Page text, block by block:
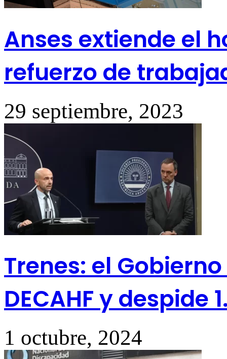
Anses extiende el
refuerzo de
29 septiembre, 2023
Trenes: el
DECAHF y despide
1 octubre, 2024